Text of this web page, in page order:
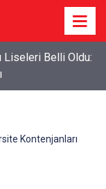
Liseleri Belli Oldu:
Kontenjanları